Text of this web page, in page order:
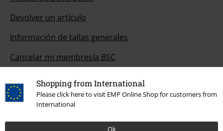
Shopping from International
Please click here to visit EMP Online Shop for customers from
International
Ok
Devolver un artículo
Información de tallas generales
Cancelar mi membresía BSC
Descuentos para ti